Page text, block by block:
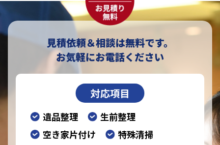
見積依頼＆相談は無料です。
お気軽にお電話ください
対応項目
遺品整理
生前整理
空き家片付け
特殊清掃